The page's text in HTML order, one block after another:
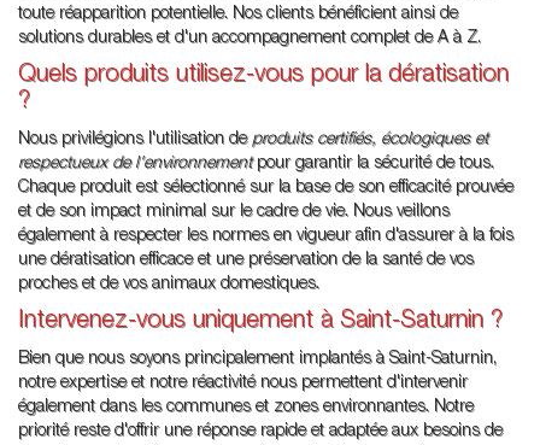
toute réapparition potentielle. Nos clients bénéficient ainsi de
solutions durables et d'un accompagnement complet de A à Z.
Quels produits utilisez-vous pour la dératisation
?
Nous privilégions l'utilisation de produits certifiés, écologiques et
respectueux de l'environnementpour garantir la sécurité de tous.
Chaque produit est sélectionné sur la base de son efficacité prouvée
et de son impact minimal sur le cadre de vie. Nous veillons
également à respecter les normes en vigueur afin d'assurer à la fois
une dératisation efficace et une préservation de la santé de vos
proches et de vos animaux domestiques.
Intervenez-vous uniquement à Saint-Saturnin ?
Bien que nous soyons principalement implantés à Saint-Saturnin,
notre expertise et notre réactivité nous permettent d'intervenir
également dans les communes et zones environnantes. Notre
priorité reste d'offrir une réponse rapide et adaptée aux besoins de